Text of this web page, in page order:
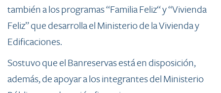
también a los programas “Familia Feliz“ y “Vivienda
Feliz” que desarrolla el Ministerio de la Vivienda y
Edificaciones.
Sostuvo que el Banreservas está en disposición,
además, de apoyar a los integrantes del Ministerio